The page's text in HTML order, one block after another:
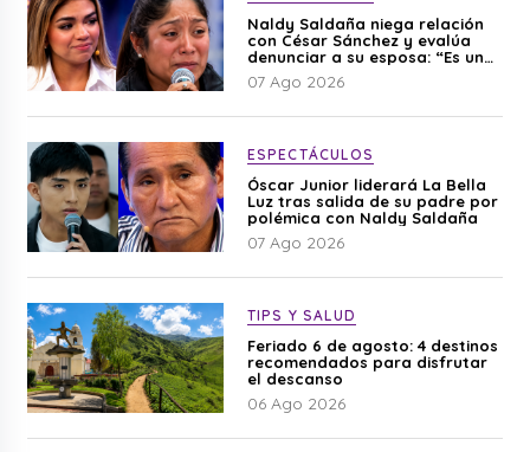
Naldy Saldaña niega relación
con César Sánchez y evalúa
denunciar a su esposa: “Es una
difamación”
07 Ago 2026
ESPECTÁCULOS
Óscar Junior liderará La Bella
Luz tras salida de su padre por
polémica con Naldy Saldaña
07 Ago 2026
TIPS Y SALUD
Feriado 6 de agosto: 4 destinos
recomendados para disfrutar
el descanso
06 Ago 2026